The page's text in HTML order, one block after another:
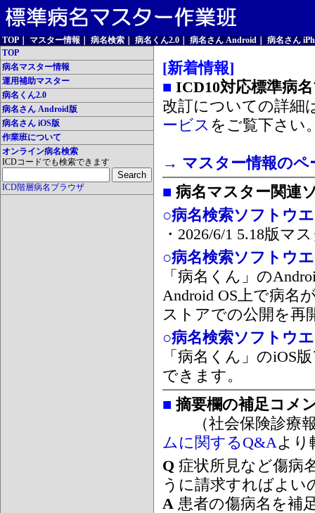
TOP マスター情報 病名検索 病名くん2.0 病名さん Android
病名さん
TOP
病名マスター情報
運用補助マスター
病名くん2.0
病名さん Android版
病名さん iOS版
作業班について
オンライン病名検索
ICDコードでも検索できます
ICD階層病名ブラウザ
[新着情報]
■ ICD10対応標準病
改訂についての詳細
ービス をご覧下さい
→ マスター情報のペ
■ 病名マスター関連
○病名検索ソフトウ
・2026/6/1 5.18版マ
○病名検索ソフトウ
「病名くん」の
Android OS上で病名
ストアでの公開を再
○病名検索ソフトウ
「病名くん」のiOS
できます。
■ 摘要欄の補足コメ
（社会保険診療報
ムに関するQ&Aより
Q 症状所見など傷病
うに請求すればよい
A 患者の傷病名を補